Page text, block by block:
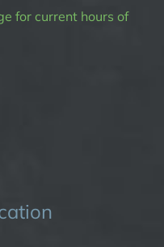
for current hours of